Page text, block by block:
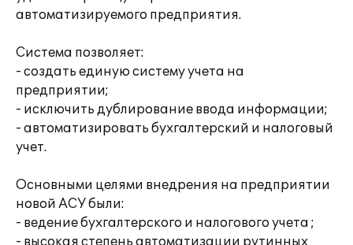
автоматизируемого предприятия.
Система позволяет:
- создать единую систему учета на
предприятии;
- исключить дублирование ввода информации;
- автоматизировать бухгалтерский и налоговый
учет.
Основными целями внедрения на предприятии
новой АСУ были:
- ведение бухгалтерского и налогового учета ;
- высокая степень автоматизации рутинных